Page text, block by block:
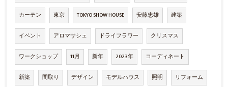
カーテン 東京 TOKYO SHOW HOUSE 安藤忠雄 建築
イベント アロマサシェ ドライフラワー クリスマス
ワークショップ 11月 新年 2023年 コーディネート
新築 間取り デザイン モデルハウス 照明 リフォーム